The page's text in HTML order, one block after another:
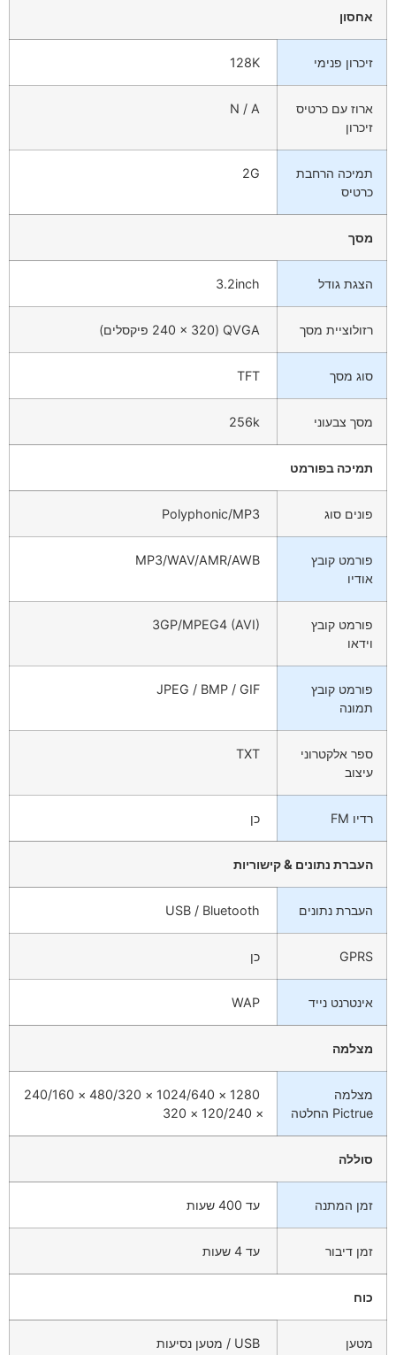
אחסון
זיכרון פנימי
ארוז עם כרטיס
זיכרון
תמיכה הרחבת
כרטיס
מסך
הצגת גודל
רזולוציית מסך
סוג מסך
מסך צבעוני
תמיכה בפורמט
פונים סוג
פורמט קובץ
אודיו
פורמט קובץ
וידאו
פורמט קובץ
תמונה
ספר אלקטרוני
עיצוב
רדיו FM כן
העברת נתונים & קישוריות
העברת נתונים
GPRS כן
אינטרנט נייד
מצלמה
מצלמה
Pictrue החלטה
1280 × 1024/640 × 480/320 × 240/160
× 120/240 × 320
סוללה
זמן המתנה עד 400 שעות
זמן דיבור עד 4 שעות
כוח
מטען